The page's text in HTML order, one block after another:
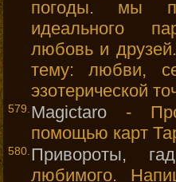
погоды. мы
идеального
любовь и
тему: любви,
эзотерической
579. Magictaro -
помощью карт
580. Привороты,
любимого.